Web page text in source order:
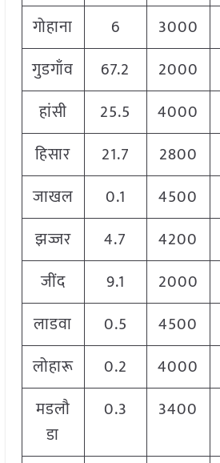
गोहाना
6 3000
गुडगाँव
67.2 2000
हांसी
25.5 4000
हिसार
21.7 2800
जाखल
0.1 4500
झज्जर
4.7 4200
जींद
9.1 2000
लाडवा
0.5 4500
लोहारू
0.2 4000
मडलौ
डा
0.3 3400